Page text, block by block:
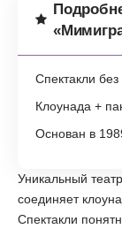
Спектакли без
Клоунада +
Основан в
Уникальный
соединяет
Спектакли